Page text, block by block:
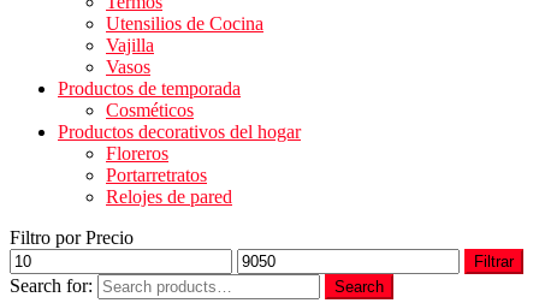
Utensilios de Cocina
Vajilla
Vasos
Productos de temporada
Cosméticos
Productos decorativos del hogar
Floreros
Portarretratos
Relojes de pared
Filtro por Precio
Filtrar
Search for: Search